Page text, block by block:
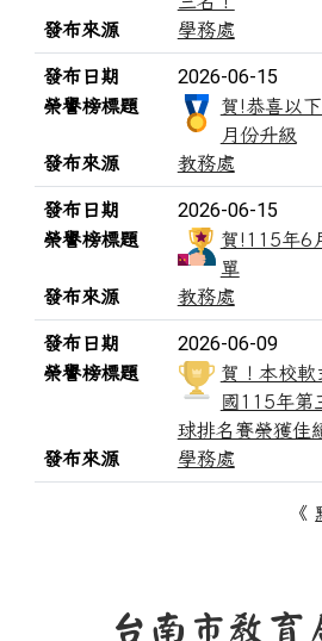
發布來源
學務處
發布日期 2026-06-15
榮譽榜標題
賀!恭喜以
月份升級
發布來源
教務處
發布日期 2026-06-15
榮譽榜標題
賀!115年6
單
發布來源
教務處
發布日期 2026-06-09
榮譽榜標題
賀！本校軟
國115年第
球排名賽榮獲佳
發布來源
學務處
《
台南市教育